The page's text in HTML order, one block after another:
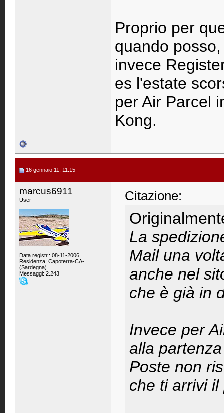
Proprio per
quando
invece
es l'estate
per Air Parcel
Kong.
16 gennaio 11, 11:15
marcus6911
User
Data registr.: 08-11-2006
Residenza: Capoterra-CA-
(Sardegna)
Messaggi: 2.243
Citazione:
La
Mail una
anche nel
che è già in
Invece per
alla
Poste non
che ti arrivi